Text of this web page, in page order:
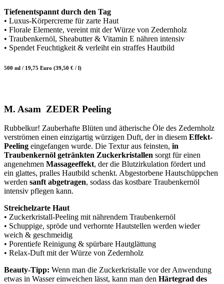
Tiefenentspannt durch den Tag
• Luxus-Körpercreme für zarte Haut
• Florale Elemente, vereint mit der Würze von Zedernholz
• Traubenkernöl, Sheabutter & Vitamin E nähren intensiv
• Spendet Feuchtigkeit & verleiht ein straffes Hautbild
500 ml / 19,75 Euro (39,50 € / l)
M. Asam ZEDER Peeling
Rubbelkur! Zauberhafte Blüten und ätherische Öle des Zedernholz
verströmen einen einzigartig würzigen Duft, der in diesem Effekt-
Peeling eingefangen wurde. Die Textur aus feinsten, in
Traubenkernöl getränkten Zuckerkristallen sorgt für einen
angenehmen Massageeffekt, der die Blutzirkulation fördert und
ein glattes, pralles Hautbild schenkt. Abgestorbene Hautschüppchen
werden sanft abgetragen, sodass das kostbare Traubenkernöl
intensiv pflegen kann.
Streichelzarte Haut
• Zuckerkristall-Peeling mit nährendem Traubenkernöl
• Schuppige, spröde und verhornte Hautstellen werden wieder
weich & geschmeidig
• Porentiefe Reinigung & spürbare Hautglättung
• Relax-Duft mit der Würze von Zedernholz
Beauty-Tipp: Wenn man die Zuckerkristalle vor der Anwendung
etwas in Wasser einweichen lässt, kann man den Härtegrad des